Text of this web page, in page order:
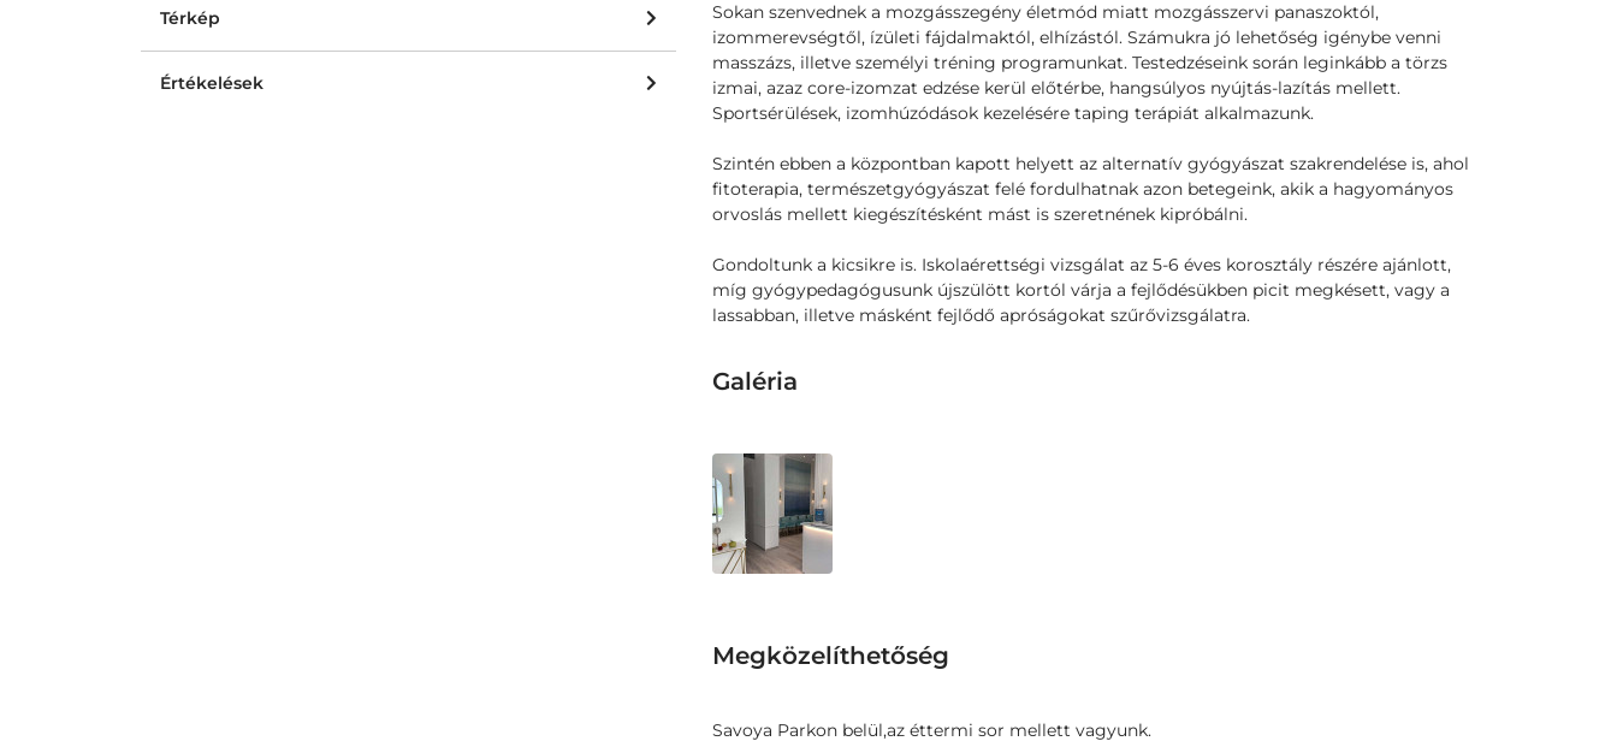
Térkép
Értékelések
Sokan szenvednek a mozgásszegény életmód miatt mozgásszervi panaszoktól,
izommerevségtől, ízületi fájdalmaktól, elhízástól. Számukra jó lehetőség igénybe venni
masszázs, illetve személyi tréning programunkat. Testedzéseink során leginkább a törzs
izmai, azaz core-izomzat edzése kerül előtérbe, hangsúlyos nyújtás-lazítás mellett.
Sportsérülések, izomhúzódások kezelésére taping terápiát alkalmazunk.
Szintén ebben a központban kapott helyett az alternatív gyógyászat szakrendelése is, ahol
fitoterapia, természetgyógyászat felé fordulhatnak azon betegeink, akik a hagyományos
orvoslás mellett kiegészítésként mást is szeretnének kipróbálni.
Gondoltunk a kicsikre is. Iskolaérettségi vizsgálat az 5-6 éves korosztály részére ajánlott,
míg gyógypedagógusunk újszülött kortól várja a fejlődésükben picit megkésett, vagy a
lassabban, illetve másként fejlődő apróságokat szűrővizsgálatra.
Galéria
Megközelíthetőség
Savoya Parkon belül,az éttermi sor mellett vagyunk.